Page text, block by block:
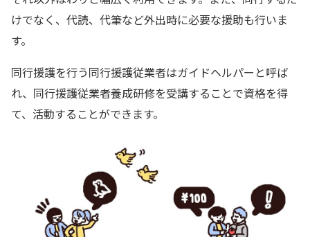
けでなく、代読、代筆など外出時に必要な援助も行いま
す。
同行援護を行う同行援護従業者はガイドヘルパーと呼ば
れ、同行援護従業者養成研修を受講することで資格を得
て、活動することができます。